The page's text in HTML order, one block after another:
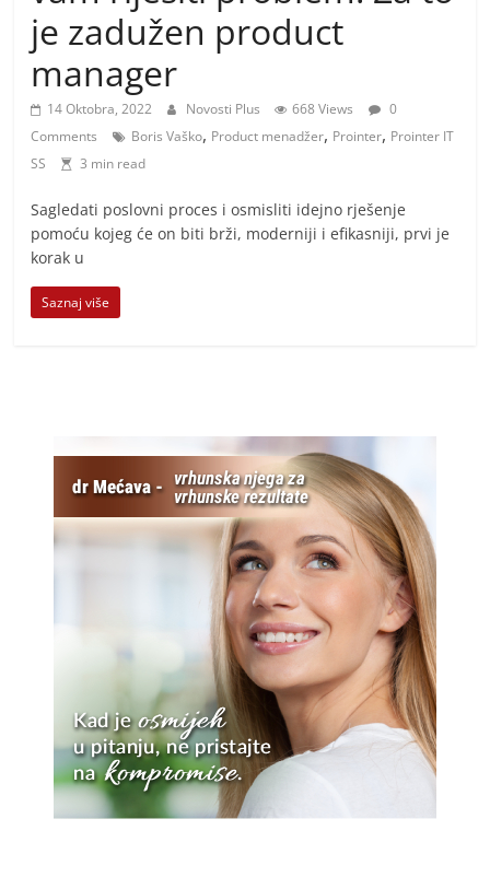
i
t
i
v
i
v
je zadužen product
manager
14 Oktobra, 2022 Novosti Plus 668 Views
0
Comments
Boris Vaško, Product menadžer, Prointer, Prointer IT
SS
3 min read
Sagledati poslovni proces i osmisliti idejno rješenje
pomoću kojeg će on biti brži, moderniji i efikasniji, prvi je
korak u
Saznaj više